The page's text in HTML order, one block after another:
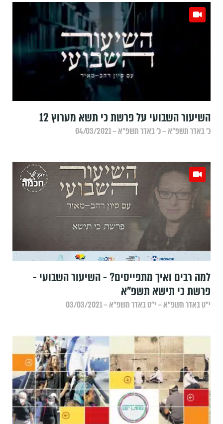
השיעור השבועי על פרשת כי תשא מערוץ 12
כ׳ באדר תשפ״א – כ׳ באדר תשפ״א – 04/03/2021
למה רבים ואיך מתפייסים? - השיעור השבועי -
פרשת כי תישא תשפ"א
י״ט באדר תשפ״א – י״ט באדר תשפ״א – 03/03/2021